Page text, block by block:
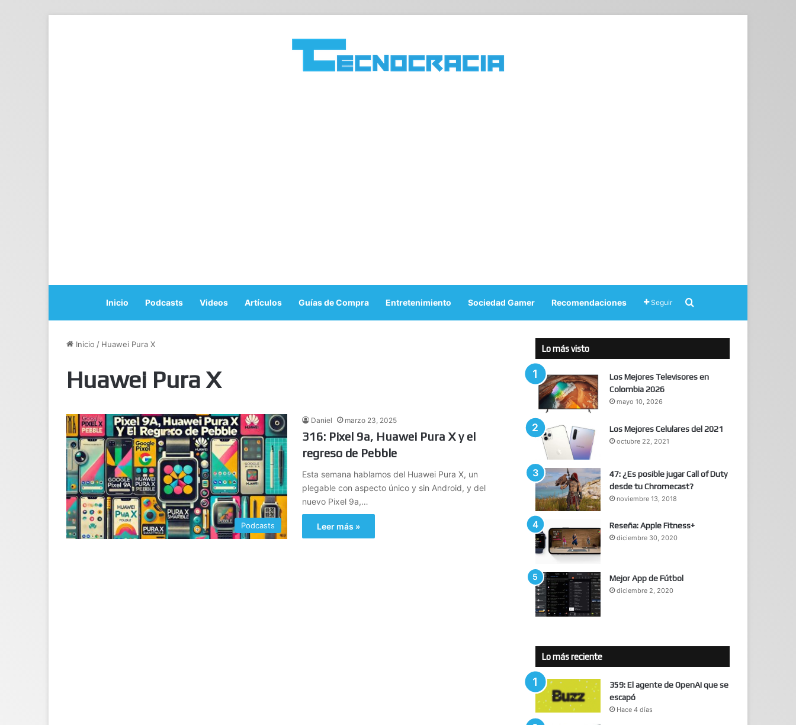
Inicio Podcasts Videos Artículos Guías de Compra Entretenimiento Sociedad Gamer Recomendaciones Seguir
Inicio / Huawei Pura X
Huawei Pura X
Podcasts
Daniel marzo 23, 2025
316: Pixel 9a, Huawei Pura X y el
regreso de Pebble
Esta semana hablamos del Huawei Pura X, un
plegable con aspecto único y sin Android, y del
nuevo Pixel 9a,…
Leer más »
Lo más visto
Los Mejores Televisores en
Colombia 2026
mayo 10, 2026
Los Mejores Celulares del 2021
octubre 22, 2021
47: ¿Es posible jugar Call of Duty
desde tu Chromecast?
noviembre 13, 2018
Reseña: Apple Fitness+
diciembre 30, 2020
Mejor App de Fútbol
diciembre 2, 2020
Lo más reciente
359: El agente de OpenAI que se
escapó
Hace 4 días